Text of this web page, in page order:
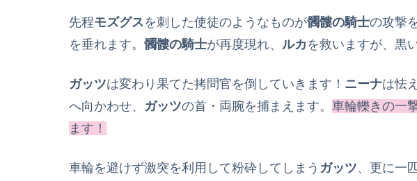
先程モズグスを刺した使徒のようなものが髑髏の騎士の攻撃
を垂れます。 髑髏の騎士が再度現れ、 ルカ を救いますが、黒
ガッツは変わり果てた拷問官を倒していきます！ ニーナは怯
へ向かわせ、 ガッツの首・両腕を捕まえます。 車輪轢きの一
ます！
車輪を避けず激突を利用して粉砕してしまう ガッツ、更に一